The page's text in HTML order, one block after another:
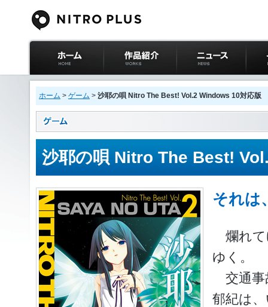
ニトロプラス公式
サイト ホーム
作品紹介 ニュース イベ
ホーム > ゲーム > 沙耶の唄 Nitro The Best! Vol.2 Windows 10対応版
沙耶の唄 Nitro The Best!
それは
爛れて
ゆく。
交通事
郁紀は